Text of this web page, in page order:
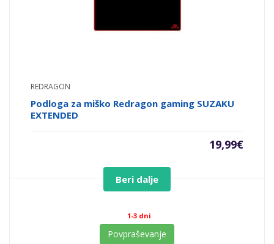
REDRAGON
Podloga za miško Redragon gaming SUZAKU
EXTENDED
19,99€
Beri dalje
1-3 dni
Povpraševanje